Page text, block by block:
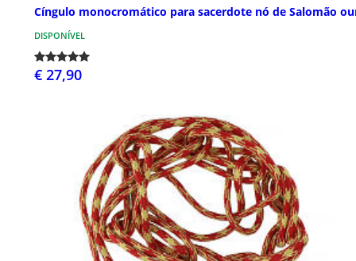
Cíngulo monocromático para sacerdote nó de Salomão
DISPONÍVEL
€ 27,90